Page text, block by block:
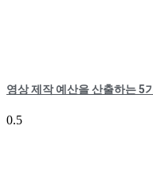
영상 제작 예산을 산출하는 5